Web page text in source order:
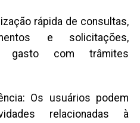
rápida de consultas,
e solicitações,
gasto com trâmites
Os usuários podem
relacionadas à